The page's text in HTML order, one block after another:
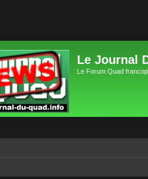
Le Journal
Le Forum Quad